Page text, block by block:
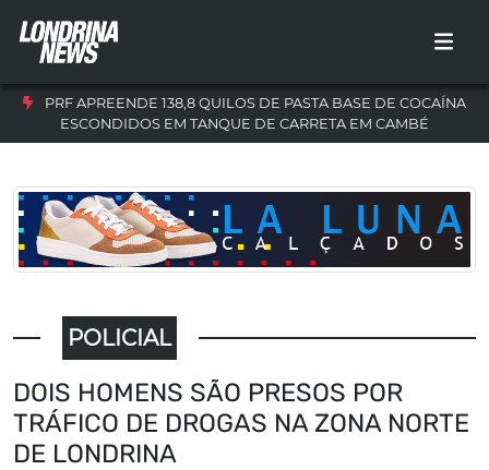
PRF APREENDE 138,8 QUILOS DE PASTA BASE DE COCAÍNA
ESCONDIDOS EM TANQUE DE CARRETA EM CAMBÉ
POLICIAL
DOIS HOMENS SÃO PRESOS POR
TRÁFICO DE DROGAS NA ZONA NORTE
DE LONDRINA